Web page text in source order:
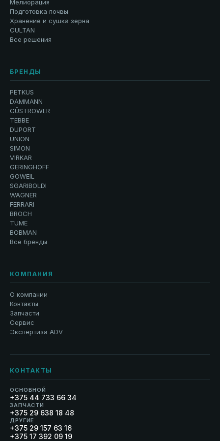
Мелиорация
Подготовка почвы
Хранение и сушка зерна
CULTAN
Все решения
БРЕНДЫ
PETKUS
DAMMANN
GÜSTROWER
TEBBE
DUPORT
UNION
SIMON
VIRKAR
GERINGHOFF
GÖWEIL
SGARIBOLDI
WAGNER
FERRARI
BROCH
TUME
BOBMAN
Все бренды
КОМПАНИЯ
О компании
Контакты
Запчасти
Сервис
Экспертиза ADV
КОНТАКТЫ
ОСНОВНОЙ
+375 44 733 66 34
ЗАПЧАСТИ
+375 29 638 18 48
ДРУГИЕ
+375 29 157 63 16
+375 17 392 09 19